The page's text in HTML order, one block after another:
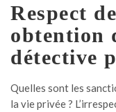
Respect
obtention
détective
Quelles sont les
la vie privée ?